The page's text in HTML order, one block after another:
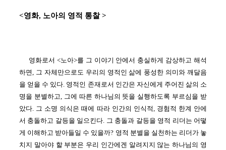
<영화, 노아의 영적 통찰 >
영화로서 <노아>를 그 이야기 안에서 충실하게 감상하고 해석
하면, 그 자체만으로도 우리의 영적인 삶에 풍성한 의미와 깨달음
을 얻을 수 있다. 영적인 존재로서 인간은 자신에게 주어진 삶의 소
명을 분별하고, 그에 따른 하나님의 뜻을 실행하도록 부르심을 받
았다. 그 소명 의식은 때에 따라 인간의 인식적, 경험적 한계 안에
서 충돌하고 갈등을 일으킨다. 그 충돌과 갈등을 영적 리더는 어떻
게 이해하고 받아들일 수 있을까? 영적 분별을 실천하는 리더가 놓
치지 말아야 할 부분은 우리 인간에겐 알려지지 않는 하나님의 영